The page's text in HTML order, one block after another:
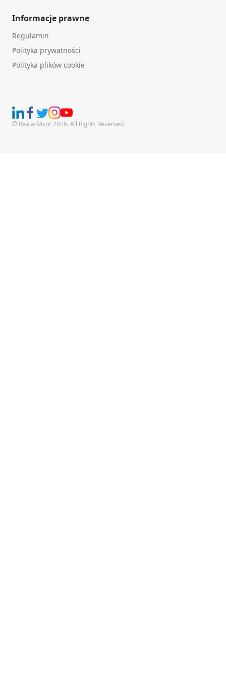
Informacje prawne
Regulamin
Polityka prywatności
Polityka plików cookie
© Realadvisor 2026. All Rights Reserved.